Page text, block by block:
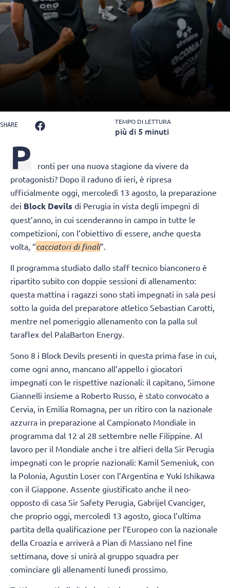
SHARE TEMPO DI LETTURA
più di 5 minuti
P
ronti per una nuova stagione da vivere da
protagonisti? Dopo il raduno di ieri, è ripresa
ufficialmente oggi, mercoledì 13 agosto, la preparazione
dei Block Devils di Perugia in vista degli impegni di
quest’anno, in cui scenderanno in campo in tutte le
competizioni, con l’obiettivo di essere, anche questa
volta, “cacciatori di finali”.
Il programma studiato dallo staff tecnico bianconero è
ripartito subito con doppie sessioni di allenamento:
questa mattina i ragazzi sono stati impegnati in sala pesi
sotto la guida del preparatore atletico Sebastian Carotti,
mentre nel pomeriggio allenamento con la palla sul
taraflex del PalaBarton Energy.
Sono 8 i Block Devils presenti in questa prima fase in cui,
come ogni anno, mancano all’appello i giocatori
impegnati con le rispettive nazionali: il capitano, Simone
Giannelli insieme a Roberto Russo, è stato convocato a
Cervia, in Emilia Romagna, per un ritiro con la nazionale
azzurra in preparazione al Campionato Mondiale in
programma dal 12 al 28 settembre nelle Filippine. Al
lavoro per il Mondiale anche i tre alfieri della Sir Perugia
impegnati con le proprie nazionali: Kamil Semeniuk, con
la Polonia, Agustin Loser con l’Argentina e Yuki Ishikawa
con il Giappone. Assente giustificato anche il neo-
opposto di casa Sir Safety Perugia, Gabrijel Cvanciger,
che proprio oggi, mercoledì 13 agosto, gioca l’ultima
partita della qualificazione per l’Europeo con la nazionale
della Croazia e arriverà a Pian di Massiano nel fine
settimana, dove si unirà al gruppo squadra per
cominciare gli allenamenti lunedì prossimo.